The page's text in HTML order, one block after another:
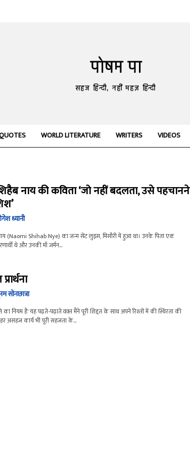
पोषम पा
सहज हिन्दी, नहीं महज़ हिन्दी
WORLD LITERATURE WRITERS VIDEOS
नाय की कविता ‘जो नहीं बदलता, उसे पहचानने
ध्यानी
(Naomi Shihab Nye) का जन्म सेंट लुइस, मिसौरी में हुआ था। उनके पिता एक
थे और उनकी माँ जर्मन...
सोनछात्रा
का नियम है' यह पढ़ते-पढ़ाते वक़्त मैंने पूरी शिद्दत के साथ अपने रिश्तों में की स्थिरता की
असहज कार्य भी पूरी सहजता के...